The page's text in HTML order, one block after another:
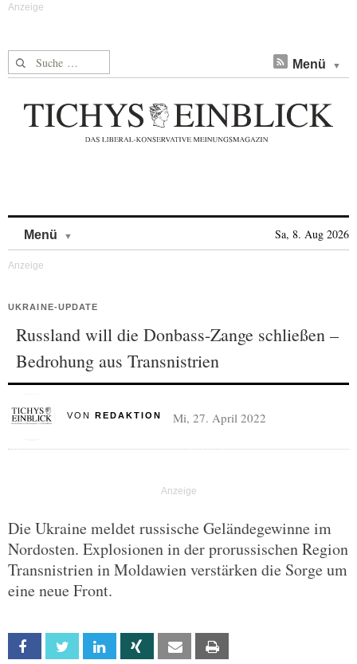
Suche nach: Menü
Menü Sa, 8. Aug 2026
UKRAINE-UPDATE
Russland will die Donbass-Zange schließen –
Bedrohung aus Transnistrien
VON REDAKTION Mi, 27. April 2022
Die Ukraine meldet russische Geländegewinne im
Nordosten. Explosionen in der prorussischen Region
Transnistrien in Moldawien verstärken die Sorge um
eine neue Front.
Facebook Twitter Linkedin Xing Email